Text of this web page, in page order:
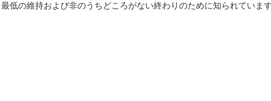
低の維持および非のうちどころがない終わりのために知られていま